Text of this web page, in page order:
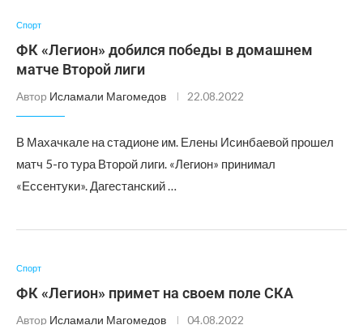
Спорт
ФК «Легион» добился победы в домашнем
матче Второй лиги
Автор Исламали Магомедов 22.08.2022
В Махачкале на стадионе им. Елены Исинбаевой прошел
матч 5-го тура Второй лиги. «Легион» принимал
«Ессентуки». Дагестанский …
Спорт
ФК «Легион» примет на своем поле СКА
Автор Исламали Магомедов 04.08.2022